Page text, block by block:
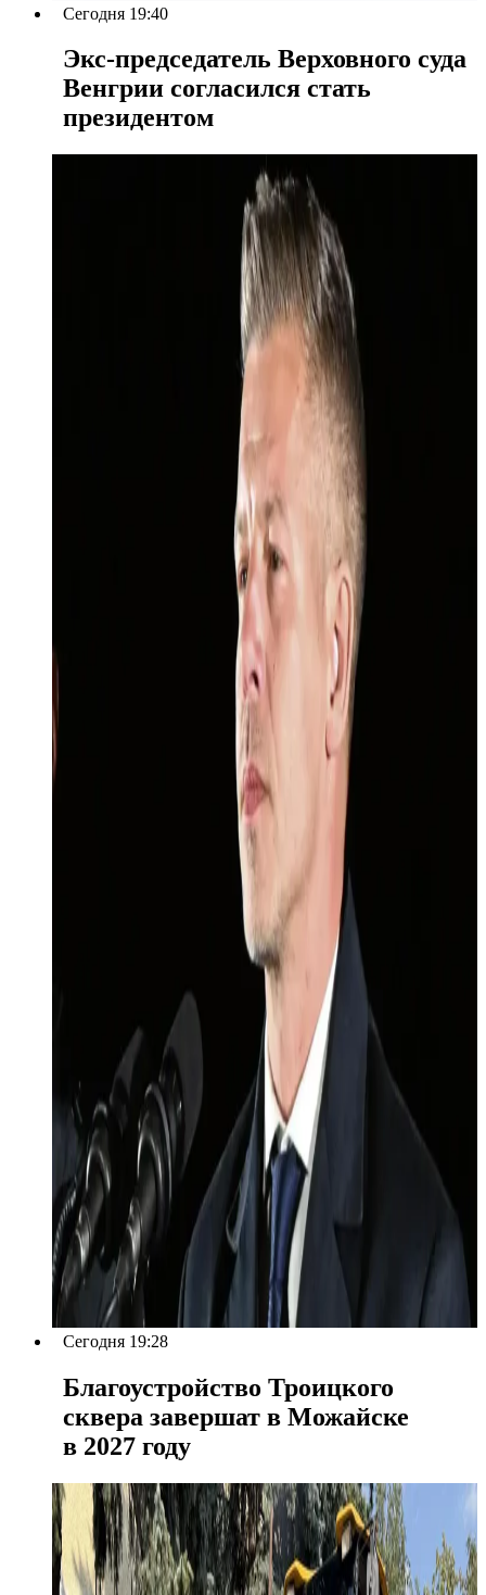
Сегодня 19:40
Экс-председатель Верховного суда
Венгрии согласился стать
президентом
Сегодня 19:28
Благоустройство Троицкого
сквера завершат в Можайске
в 2027 году